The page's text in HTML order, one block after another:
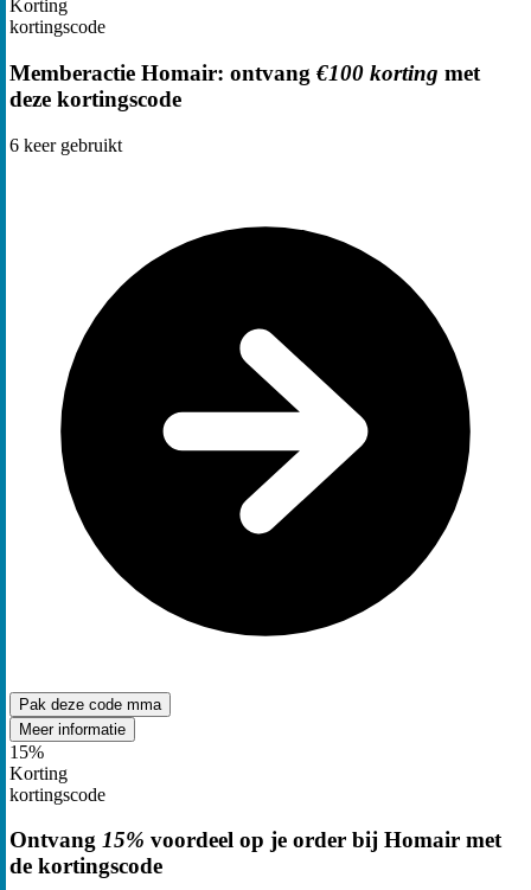
Korting
kortingscode
Memberactie Homair: ontvang €100 korting met
deze kortingscode
6 keer gebruikt
Pak deze code mma
Meer informatie
15%
Korting
kortingscode
Ontvang 15% voordeel op je order bij Homair met
de kortingscode